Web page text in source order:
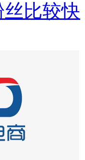
比较快